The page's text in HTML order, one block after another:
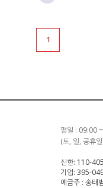
1
평일 : 09:00
(토, 일, 공휴
신한: 110-
기업: 395-
예금주 : 송태